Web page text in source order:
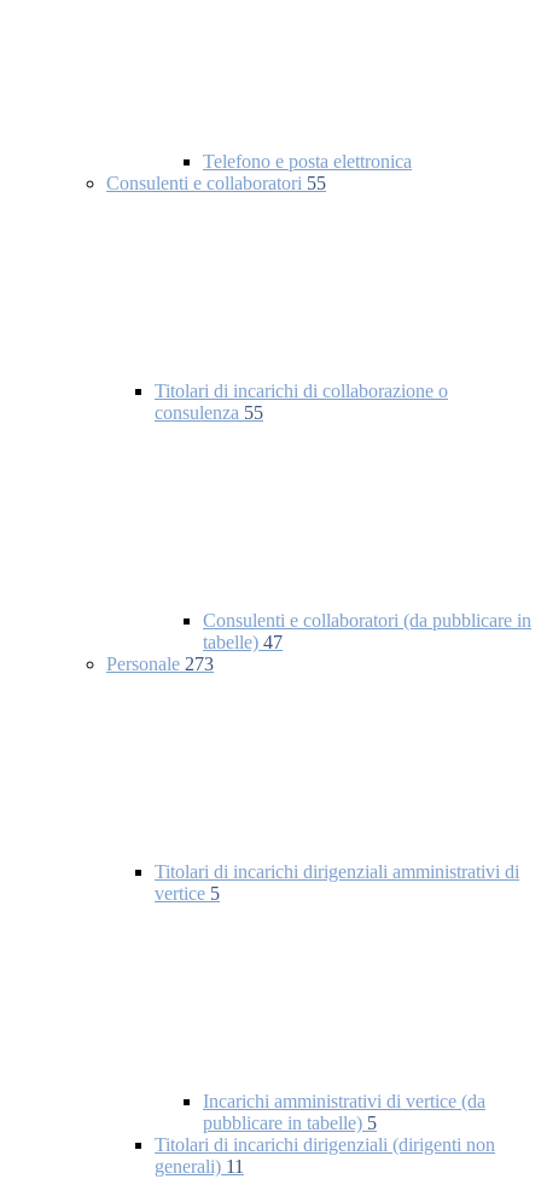
Telefono e posta elettronica
Consulenti e collaboratori 55
Titolari di incarichi di collaborazione o
consulenza 55
Consulenti e collaboratori (da pubblicare in
tabelle) 47
Personale 273
Titolari di incarichi dirigenziali amministrativi di
vertice 5
Incarichi amministrativi di vertice (da
pubblicare in tabelle) 5
Titolari di incarichi dirigenziali (dirigenti non
generali) 11